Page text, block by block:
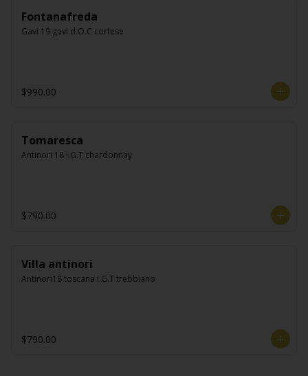
Fontanafreda
Gavi 19 gavi d.O.C cortese
$990.00
Tomaresca
Antinori 18 i.G.T chardonnay
$790.00
Villa antinori
Antinori18 toscana i.G.T trebbiano
$790.00